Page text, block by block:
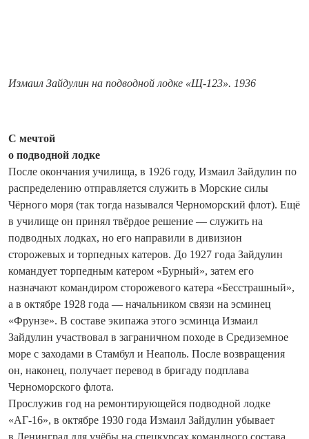
Измаил Зайдулин на подводной лодке «Щ-123». 1936
С мечтой
о подводной лодке
После окончания училища, в 1926 году, Измаил Зайдулин по
распределению отправляется служить в Морские силы
Чёрного моря (так тогда назывался Черноморский флот). Ещё
в училище он принял твёрдое решение — служить на
подводных лодках, но его направили в дивизион
сторожевых и торпедных катеров. До 1927 года Зайдулин
командует торпедным катером «Бурный», затем его
назначают командиром сторожевого катера «Бесстрашный»,
а в октябре 1928 года — начальником связи на эсминец
«Фрунзе». В составе экипажа этого эсминца Измаил
Зайдулин участвовал в заграничном походе в Средиземное
море с заходами в Стамбул и Неаполь. После возвращения
он, наконец, получает перевод в бригаду подплава
Черноморского флота.
Прослужив год на ремонтирующейся подводной лодке
«АГ-16», в октябре 1930 года Измаил Зай­дулин убывает
в Ленинград для учёбы на спецкурсах командного состава